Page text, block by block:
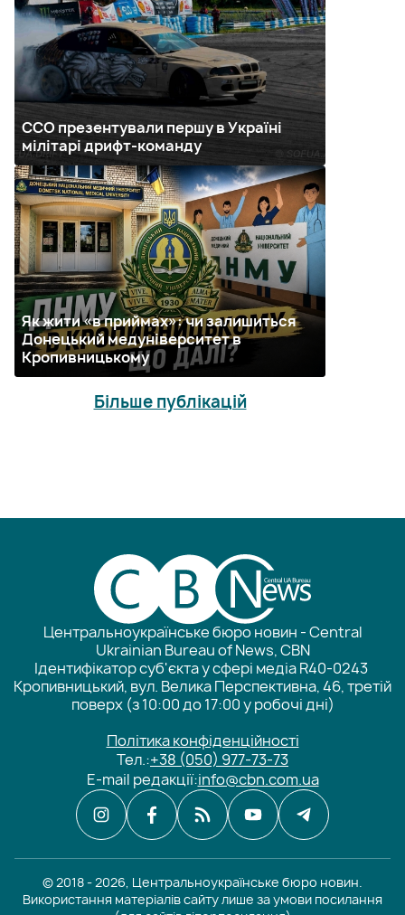
ССО презентували першу в Україні
мілітарі дрифт-команду
Як жити «в приймах»: чи залишиться
Донецький медуніверситет в
Кропивницькому
Більше публікацій
Центральноукраїнське бюро новин - Central
Ukrainian Bureau of News, CBN
Ідентифікатор суб'єкта у сфері медіа R40-0243
Кропивницький, вул. Велика Перспективна, 46, третій
поверх (з 10:00 до 17:00 у робочі дні)
Політика конфіденційності
Тел.:+38 (050) 977-73-73
E-mail редакції:info@cbn.com.ua
© 2018 - 2026, Центральноукраїнське бюро новин.
Використання матеріалів сайту лише за умови посилання